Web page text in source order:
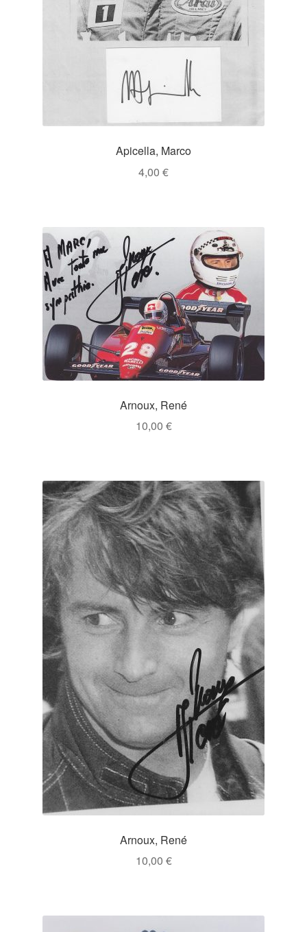
Apicella, Marco
4,00 €
Arnoux, René
10,00 €
Arnoux, René
10,00 €